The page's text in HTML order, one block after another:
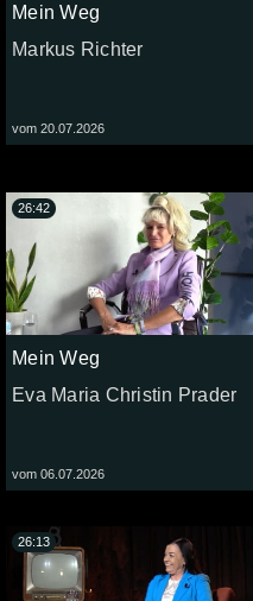
Mein Weg
Markus Richter
vom 20.07.2026
Mein Weg
Eva Maria Christin Prader
vom 06.07.2026
26:42
26:13